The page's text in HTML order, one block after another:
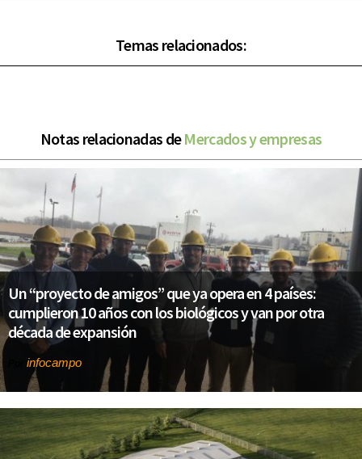
Temas relacionados:
Notas relacionadas deMercados y empresas
Un “proyecto de amigos” que ya opera en 4 países:
cumplieron 10 años con los biológicos y van por otra
década de expansión
infocampo